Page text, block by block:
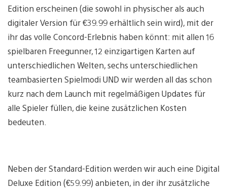
Edition erscheinen (die sowohl in physischer als auch
digitaler Version für €39.99 erhältlich sein wird), mit der
ihr das volle Concord-Erlebnis haben könnt: mit allen 16
spielbaren Freegunner, 12 einzigartigen Karten auf
unterschiedlichen Welten, sechs unterschiedlichen
teambasierten Spielmodi UND wir werden all das schon
kurz nach dem Launch mit regelmäßigen Updates für
alle Spieler füllen, die keine zusätzlichen Kosten
bedeuten.
Neben der Standard-Edition werden wir auch eine Digital
Deluxe Edition (€59.99) anbieten, in der ihr zusätzliche